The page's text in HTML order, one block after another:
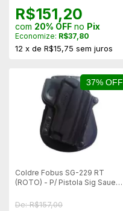
R$151,20
com 20% OFF no Pix
Economize: R$37,80
12 x de R$15,75 sem juros
37% OFF
Coldre Fobus SG-229 RT
(ROTO) - P/ Pistola Sig Sauer
De: R$157,00